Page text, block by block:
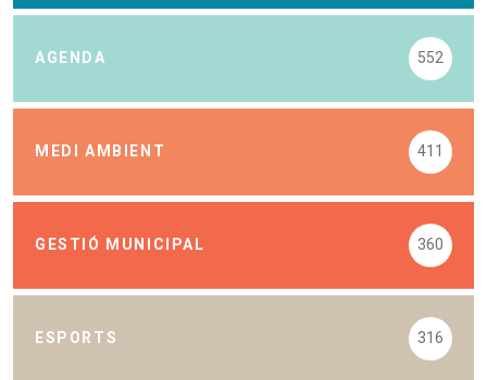
AGENDA 552
MEDI AMBIENT 411
GESTIÓ MUNICIPAL 360
ESPORTS 316